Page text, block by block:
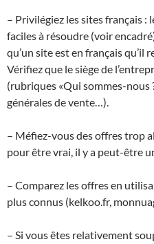
– Privilégiez les sites français
faciles à résoudre (voir
qu’un site est en français qu’il
Vérifiez que le siège de
(rubriques «Qui sommes-nous
générales de vente…).
– Méfiez-vous des offres trop
pour être vrai, il y a peut-être
– Comparez les offres en
plus connus (kelkoo.fr,
– Si vous êtes relativement